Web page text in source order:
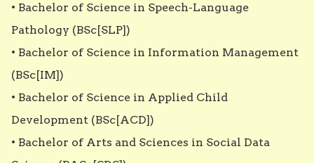
• Bachelor of Science in Speech-Language
Pathology (BSc[SLP])
• Bachelor of Science in Information Management
(BSc[IM])
• Bachelor of Science in Applied Child
Development (BSc[ACD])
• Bachelor of Arts and Sciences in Social Data